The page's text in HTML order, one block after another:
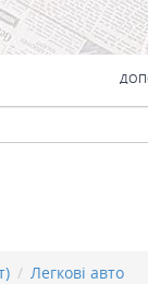
Легкові авто